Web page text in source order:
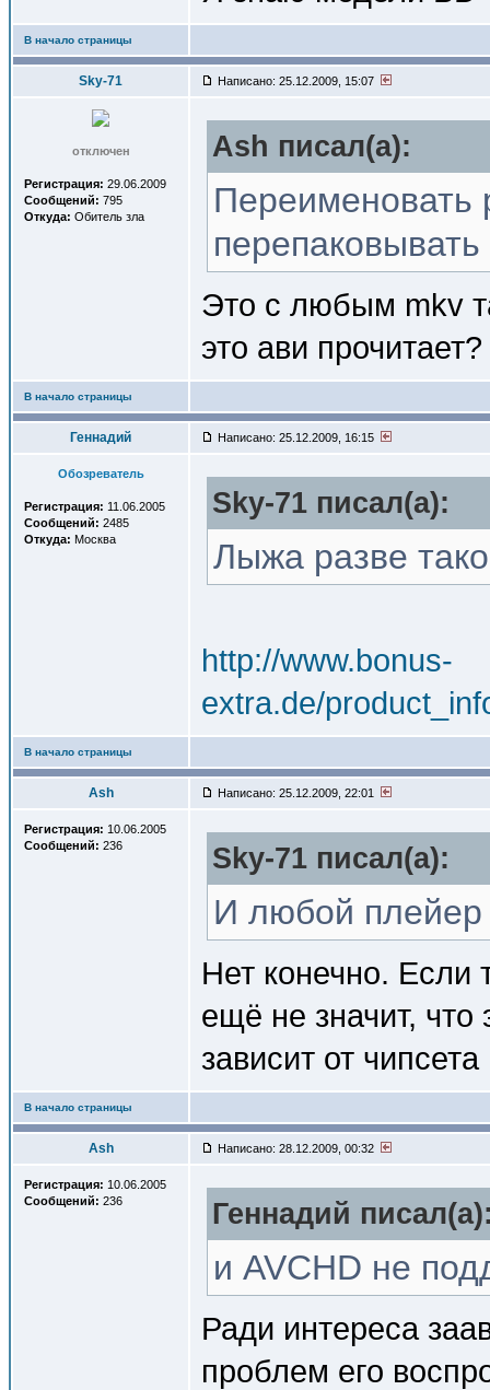
В начало страницы
Sky-71 Написано: 25.12.2009, 15:07
отключен
Регистрация: 29.06.2009
Сообщений: 795
Откуда: Обитель зла
Ash писал(a):
Переименовать
Это с любым mkv
это ави прочитает?
В начало страницы
Геннадий Написано: 25.12.2009, 16:15
Обозреватель
Регистрация: 11.06.2005
Сообщений: 2485
Откуда: Москва
Sky-71 писал(a):
Лыжа разве
http://www.bonus-
extra.de/
В начало страницы
Ash Написано: 25.12.2009, 22:01
Регистрация: 10.06.2005
Сообщений: 236 Sky-71 писал(a):
И любой плейер
Нет конечно. Если
ещё не значит, что
зависит от
В начало страницы
Ash Написано: 28.12.2009, 00:32
Регистрация: 10.06.2005
Сообщений: 236 Геннадий
и AVCHD не
Ради интереса
проблем его